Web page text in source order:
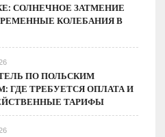
СОЛНЕЧНОЕ ЗАТМЕНИЕ
КОЛЕБАНИЯ В
ПО ПОЛЬСКИМ
ГДЕ ТРЕБУЕТСЯ ОПЛАТА И
ТАРИФЫ